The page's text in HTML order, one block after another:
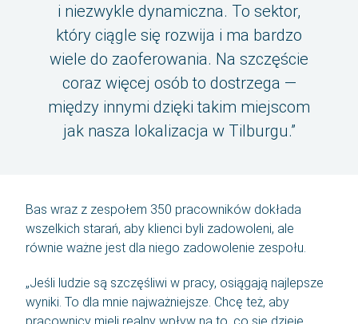
i niezwykle dynamiczna. To sektor,
który ciągle się rozwija i ma bardzo
wiele do zaoferowania. Na szczęście
coraz więcej osób to dostrzega —
między innymi dzięki takim miejscom
jak nasza lokalizacja w Tilburgu.”
Bas wraz z zespołem 350 pracowników dokłada
wszelkich starań, aby klienci byli zadowoleni, ale
równie ważne jest dla niego zadowolenie zespołu.
„Jeśli ludzie są szczęśliwi w pracy, osiągają najlepsze
wyniki. To dla mnie najważniejsze. Chcę też, aby